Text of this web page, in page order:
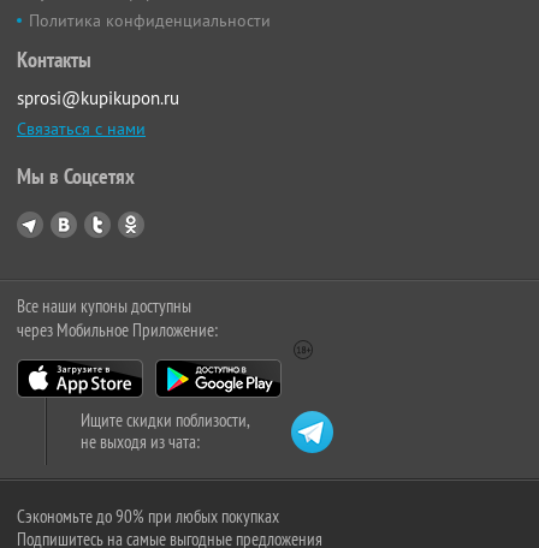
Политика конфиденциальности
Контакты
sprosi@kupikupon.ru
Связаться с нами
Мы в Соцсетях
Все наши купоны доступны
через Мобильное Приложение:
Ищите скидки поблизости,
не выходя из чата:
Сэкономьте до 90% при любых покупках
Подпишитесь на самые выгодные предложения